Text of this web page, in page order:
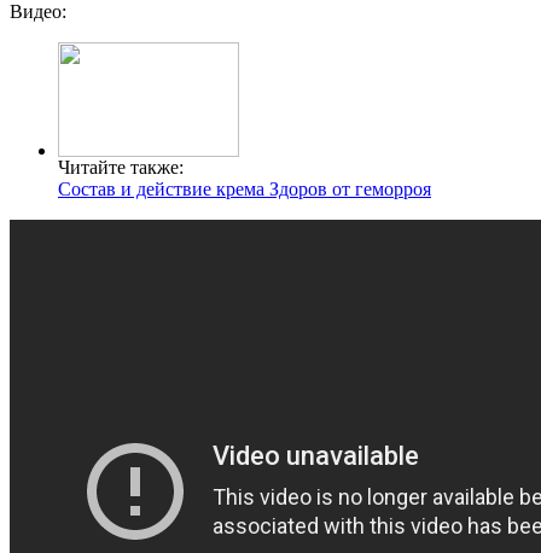
Видео:
Читайте также:
Состав и действие крема Здоров от геморроя